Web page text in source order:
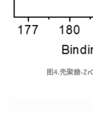
图4.壳聚糖-